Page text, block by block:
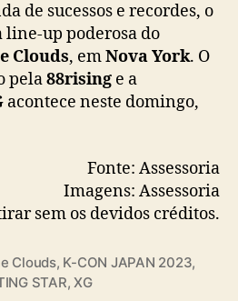
de sucessos e recordes, o
up poderosa do
Clouds, emNova York. O
pela88rising e a
acontece neste domingo,
Fonte: Assessoria
Imagens: Assessoria
sem os devidos créditos.
Clouds, K-CON JAPAN 2023,
STAR,XG